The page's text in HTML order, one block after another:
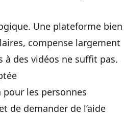
Une plateforme bien
compense largement
à des vidéos ne suffit pas.
les personnes
de demander de l’aide